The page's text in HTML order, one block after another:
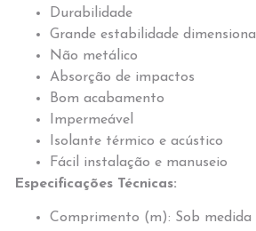
Durabilidade
Grande estabilidade dimensional
Não metálico
Absorção de impactos
Bom acabamento
Impermeável
Isolante térmico e acústico
Fácil instalação e manuseio
Especificações Técnicas:
Comprimento (m): Sob medida